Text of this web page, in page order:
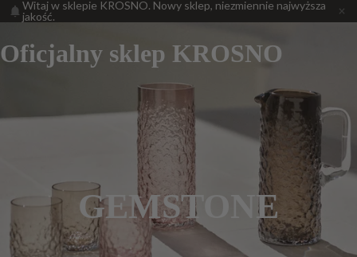
Witaj w sklepie KROSNO. Nowy sklep, niezmiennie najwyższa
jakość.
Oficjalny sklep KROSNO
GEMSTONE